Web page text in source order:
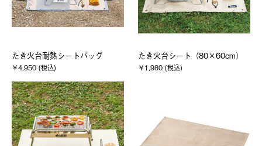
たき火台耐熱シートバッグ
￥4,950 (税込)
たき火台シート（80×60cm）
￥1,980 (税込)